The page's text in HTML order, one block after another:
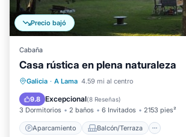
Precio bajó
Cabaña
Casa rústica en plena naturaleza
Galicia · A Lama 4.59 mi al centro
9.8 Excepcional(8 Reseñas)
3 Dormitorios 2 baños 6 Invitados 2153 pies²
Aparcamiento Balcón/Terraza
Aparcamiento
Balcón/Terraza
Cocina
Internet